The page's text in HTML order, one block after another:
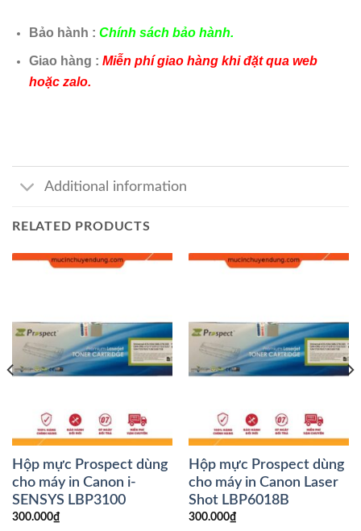
Bảo hành : Chính sách bảo hành.
Giao hàng : Miễn phí giao hàng khi đặt qua web
hoặc zalo.
Additional information
RELATED PRODUCTS
Hộp mực Prospect dùng
cho máy in Canon i-
SENSYS LBP3100
300.000₫
Hộp mực Prospect dùng
cho máy in Canon Laser
Shot LBP6018B
300.000₫